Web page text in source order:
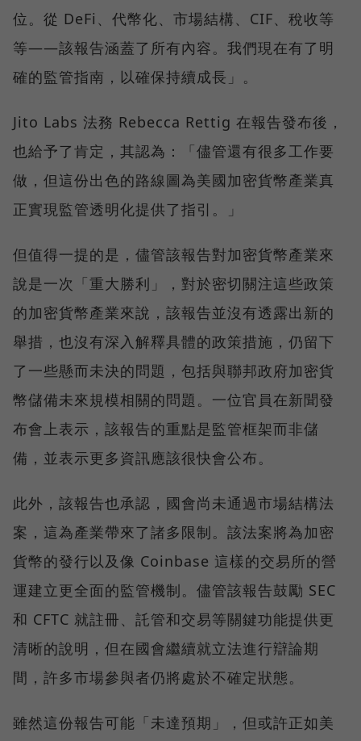
位。從 DeFi、代幣化、市場結構、CIF、稅收等
等——該報告涵蓋了所有內容。我們現在有了明
確的監管指南，以確保持續成長」。
Jito Labs 法務 Rebecca Rettig 在報告發布後，
也給予了肯定，其認為：「儘管還有很多工作要
做，但這份出色的路線圖為美國加密貨幣產業真
正實現監管透明化提供了指引。」
但值得一提的是，儘管該報告對加密貨幣產業來
說是一次「重大勝利」，對於密切關注這些政策
的加密貨幣產業來說，該報告並沒有透露出新的
舉措，也沒有深入解釋具體的政策措施，仍留下
了一些懸而未決的問題，包括與聯邦政府加密貨
幣儲備未來規模相關的問題。一位官員在新聞發
布會上表示，該報告的重點是監管框架而非儲
備，並表示更多資訊應該很快會公布。
此外，該報告也承認，國會尚未通過市場結構法
案，這為產業帶來了諸多限制。該法案將為加密
貨幣的發行以及像 Coinbase 這樣的交易所的營
運建立更全面的監管機制。儘管該報告鼓勵 SEC
和 CFTC 就註冊、託管和交易等關鍵功能提供更
清晰的說明，但在國會繼續就立法進行辯論期
間，許多市場參與者仍將處於不確定狀態。
雖然這份報告可能「未達預期」，但或許正如美